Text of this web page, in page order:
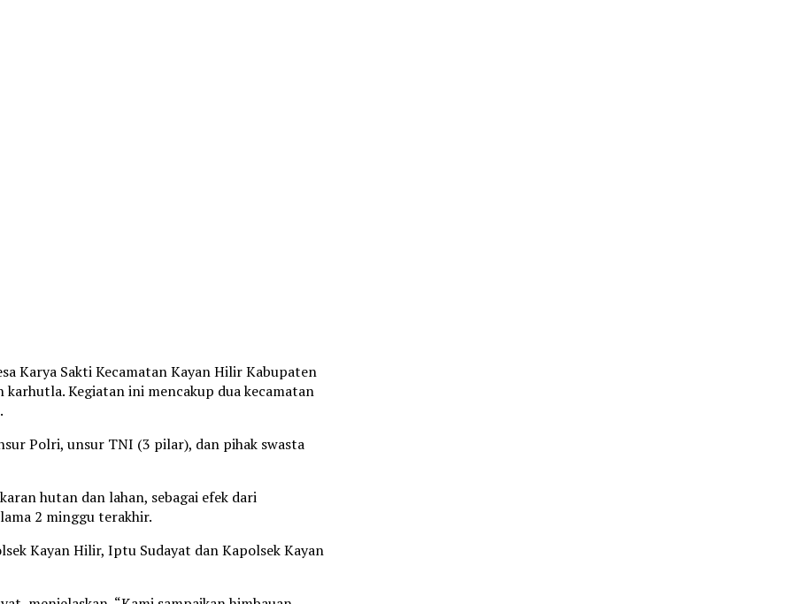
Karya Sakti Kecamatan Kayan Hilir Kabupaten
Kegiatan ini mencakup dua kecamatan
Polri, unsur TNI (3 pilar), dan pihak swasta
hutan dan lahan, sebagai efek dari
2 minggu terakhir.
Kayan Hilir, Iptu Sudayat dan Kapolsek Kayan